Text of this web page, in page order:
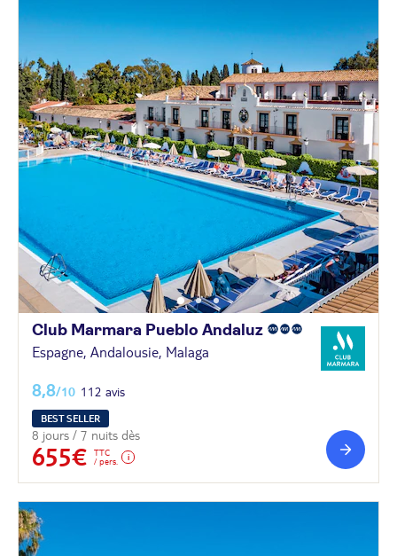
Club Marmara Pueblo Andaluz
Espagne, Andalousie, Malaga
8,8/10 112 avis
BEST SELLER
8 jours / 7 nuits dès
655€
TTC
/ pers.